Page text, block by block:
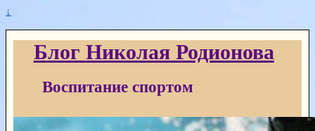
↓
Блог Николая Родионова
Воспитание спортом